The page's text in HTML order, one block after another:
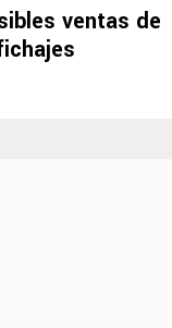
ventas de